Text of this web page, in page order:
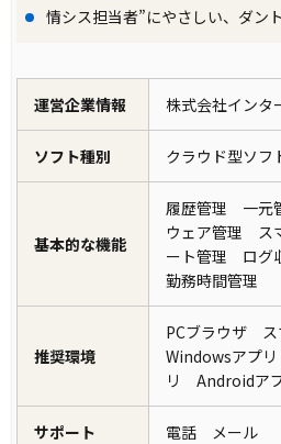
情シス担当者”にやさしい、ダン
運営企業情報 株式会社インタ
ソフト種別 クラウド型ソ
基本的な機能
履歴管理 一
ウェア管理
ート管理 ログ
勤務時間管理
推奨環境
PCブラウザ ス
Windowsアプ
リ Androidア
サポート 電話 メール